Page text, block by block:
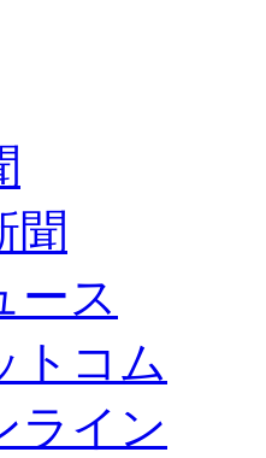
聞
ース
トコム
ライン